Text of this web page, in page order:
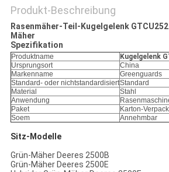
Produkt-Beschreibung
Rasenmäher-Teil-Kugelgelenk
Mäher
Spezifikation
Produktname
Kugelgelenk
Ursprungsort
China
Markenname
Greenguards
Standard- oder nichtstandardisiertStandard
Material
Stahl
Anwendung
Paket
Karton-
Soem
Annehmbar
Sitz-Modelle
Grün-Mäher Deeres 2500B
Grün-Mäher Deeres 2500E